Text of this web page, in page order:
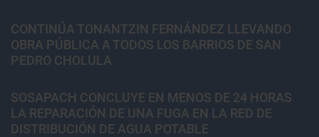
CONTINÚA TONANTZIN FERNÁNDEZ LLEVANDO
OBRA PÚBLICA A TODOS LOS BARRIOS DE SAN
PEDRO CHOLULA
SOSAPACH CONCLUYE EN MENOS DE 24 HORAS
LA REPARACIÓN DE UNA FUGA EN LA RED DE
DISTRIBUCIÓN DE AGUA POTABLE